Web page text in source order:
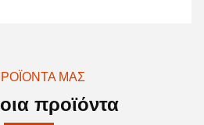
ΜΑΣ
προϊόντα